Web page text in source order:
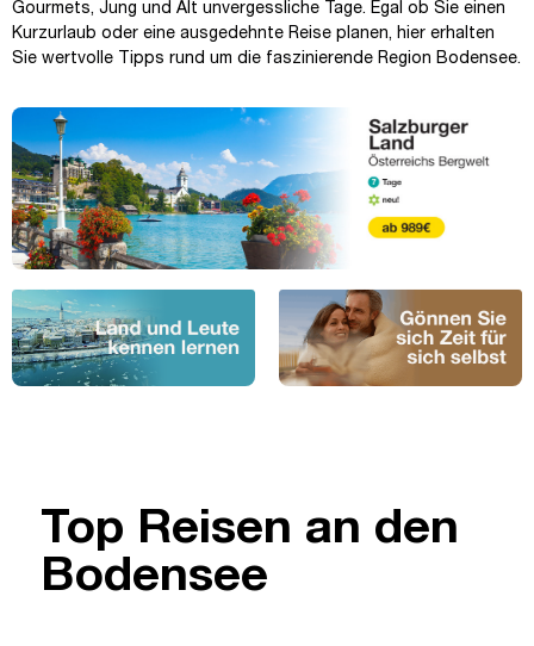
Gourmets, Jung und Alt unvergessliche Tage. Egal ob Sie einen
Kurzurlaub oder eine ausgedehnte Reise planen, hier erhalten
Sie wertvolle Tipps rund um die faszinierende Region Bodensee.
Top Reisen an den
Bodensee